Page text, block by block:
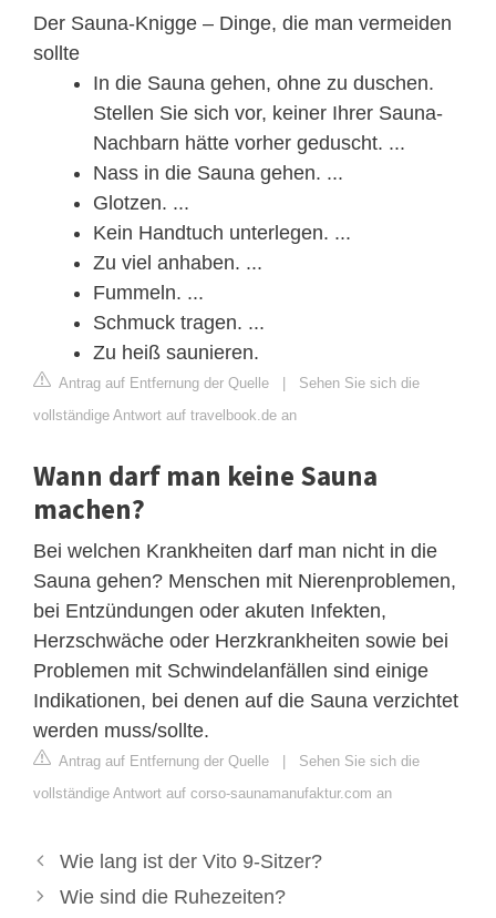
Der Sauna-Knigge – Dinge, die man vermeiden
sollte
In die Sauna gehen, ohne zu duschen.
Stellen Sie sich vor, keiner Ihrer Sauna-
Nachbarn hätte vorher geduscht. ...
Nass in die Sauna gehen. ...
Glotzen. ...
Kein Handtuch unterlegen. ...
Zu viel anhaben. ...
Fummeln. ...
Schmuck tragen. ...
Zu heiß saunieren.
Antrag auf Entfernung der Quelle | Sehen Sie sich die
vollständige Antwort auf travelbook.de an
Wann darf man keine Sauna
machen?
Bei welchen Krankheiten darf man nicht in die
Sauna gehen? Menschen mit Nierenproblemen,
bei Entzündungen oder akuten Infekten,
Herzschwäche oder Herzkrankheiten sowie bei
Problemen mit Schwindelanfällen sind einige
Indikationen, bei denen auf die Sauna verzichtet
werden muss/sollte.
Antrag auf Entfernung der Quelle | Sehen Sie sich die
vollständige Antwort auf corso-saunamanufaktur.com an
Wie lang ist der Vito 9-Sitzer?
Wie sind die Ruhezeiten?